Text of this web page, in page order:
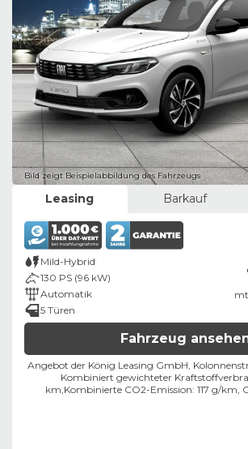
Bild zeigt Beispielabbildung des Fahrzeugs
Leasing Barkauf
Mild-Hybrid
130 PS (96 kW)
Automatik
5 Türen
Fahrzeug
Angebot der König Leasing GmbH,
Kombiniert gewichteter
km, Kombinierte CO2-Emission: 117 g/km,